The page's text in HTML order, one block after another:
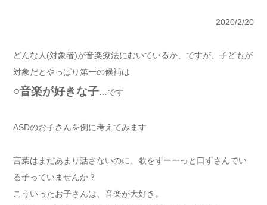
2020/2/20
どんな人(対象者)が音楽療法にむいているか、ですが、子どもが
対象だとやっぱり第一の候補は
○音楽が好きな子…です
ASDのお子さんを例に考えてみます
言葉はまだあまり話さないのに、歌をずーーっと口ずさんでい
る子っていませんか？
こういったお子さんは、音楽が大好き。